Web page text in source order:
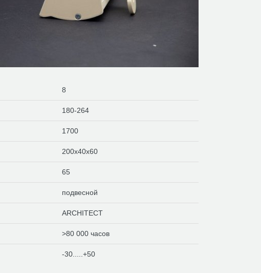
8
180-264
1700
200х40х60
65
подвесной
ARCHITECT
>80 000 часов
-30.....+50